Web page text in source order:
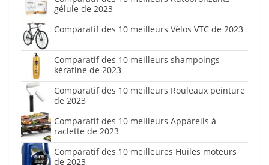
gélule de 2023
Comparatif des 10 meilleurs Vélos VTC de 2023
Comparatif des 10 meilleurs shampoings
kératine de 2023
Comparatif des 10 meilleurs Rouleaux peinture
de 2023
Comparatif des 10 meilleurs Appareils à
raclette de 2023
Comparatif des 10 meilleures Huiles moteurs
de 2023